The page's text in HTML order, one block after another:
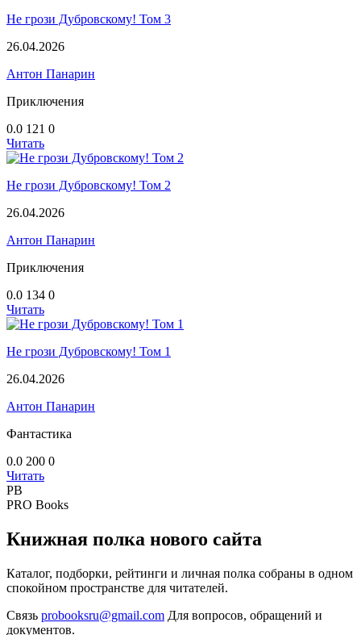
Не грози Дубровскому! Том 3
26.04.2026
Антон Панарин
Приключения
0.0 121 0
Читать
Не грози Дубровскому! Том 2
26.04.2026
Антон Панарин
Приключения
0.0 134 0
Читать
Не грози Дубровскому! Том 1
26.04.2026
Антон Панарин
Фантастика
0.0 200 0
Читать
PB
PRO Books
Книжная полка нового сайта
Каталог, подборки, рейтинги и личная полка собраны в одном
спокойном пространстве для читателей.
Связь probooksru@gmail.com Для вопросов, обращений и
документов.